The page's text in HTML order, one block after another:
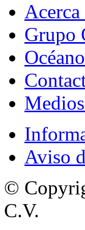
Acerca
Grupo
Aviso
©
C.V.